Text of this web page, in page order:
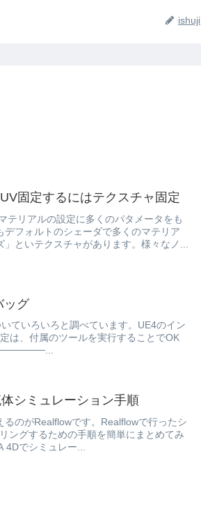
ishuji
固定するにはテクスチャ固定
テリアルの設定に多くのパタメータをも
フォルトのシェーダで多くのマテリア
といテクスチャがあります。様々なノ...
ッグ
ていろいろと調べています。UE4のイン
は、付属のツールを実行することでOK
シミュレーション手順
のがRealflowです。Realflowで行ったシ
ングするための手順を簡単にまとめてみ
でシミュレー...